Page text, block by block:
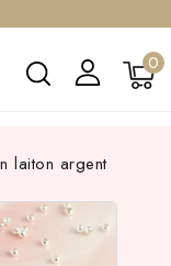
0
laiton argent